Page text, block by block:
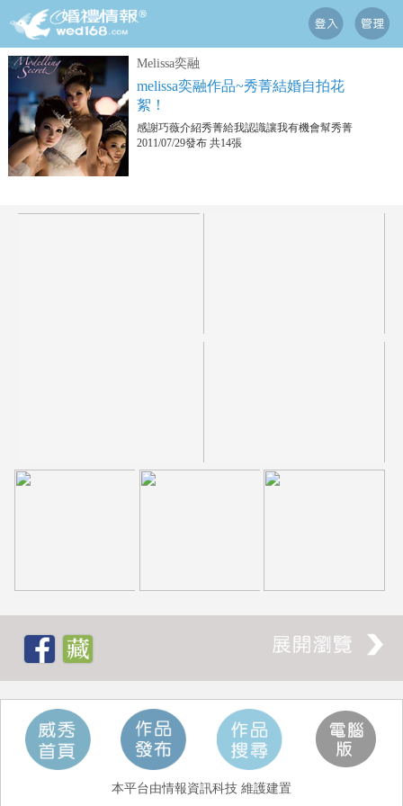
Melissa奕融
melissa奕融作品~秀菁結婚自拍花
絮！
感謝巧薇介紹秀菁給我認識讓我有機會幫秀菁
2011/07/29發布 共14張
本平台由情報資訊科技 維護建置